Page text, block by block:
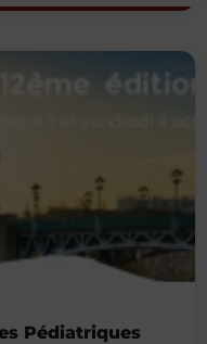
Pédiatriques